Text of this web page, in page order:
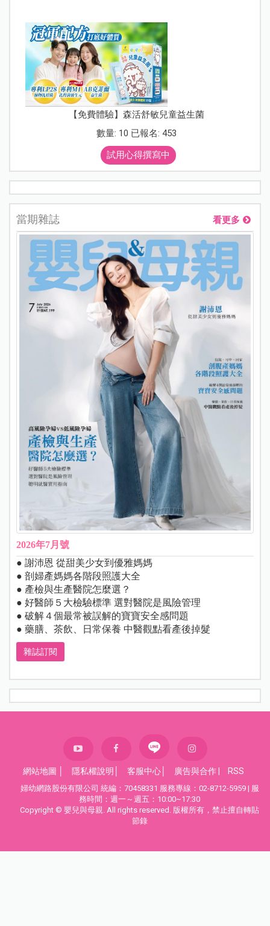
【免費體驗】森活舒敏兒童益生菌
數量: 10 已報名: 453
試用心得撰寫中
當期雜誌 看更多
2026年7月號
● 謝沛恩 從甜美少女到優雅媽媽
● 剖婦產媽媽各階段照護大全
● 產檢與生產醫院怎麼選？
● 好醫師５大檢驗標準 選對醫院是風險管理
● 破解４個最常被誤解的寶寶安全感問題
● 藥膳、茶飲、日常保養 中醫觀點看產後掉髮
雜誌訂閱
網站地圖 隱私權說明 客服中心 廣告與合作 RSS
婦幼網路股份有限公司 統編：70458331 服務專線：02-8712-5959 | 服
務時間：週一～週五：10:00~17:30
Copyright © 嬰兒與母親. All rights reserved. 版權所有，禁止擅自轉貼
節錄